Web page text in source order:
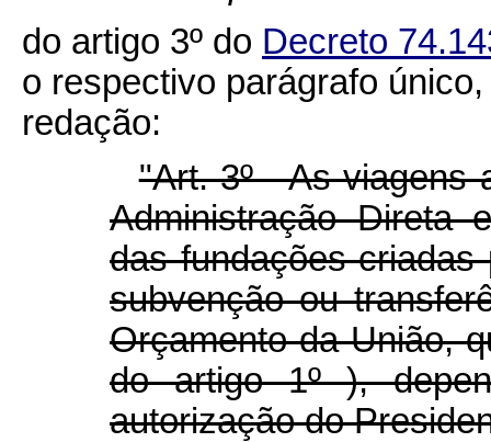
do artigo 3º do Decreto
o respectivo parágrafo
redação:
"Art. 3º - As viagens
Administração Direta
das fundações
subvenção ou
Orçamento da União,
do artigo 1º ),
autorização do